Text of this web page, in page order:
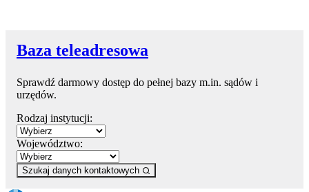
Baza teleadresowa
Sprawdź darmowy dostęp do pełnej bazy m.in. sądów i
urzędów.
Rodzaj instytucji:
Województwo:
Szukaj danych kontaktowych